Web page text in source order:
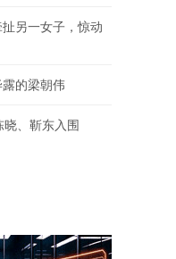
另一女子，惊动
的梁朝伟
、靳东入围